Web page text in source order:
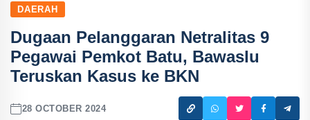
DAERAH
Dugaan Pelanggaran Netralitas 9
Pegawai Pemkot Batu, Bawaslu
Teruskan Kasus ke BKN
28 OCTOBER 2024